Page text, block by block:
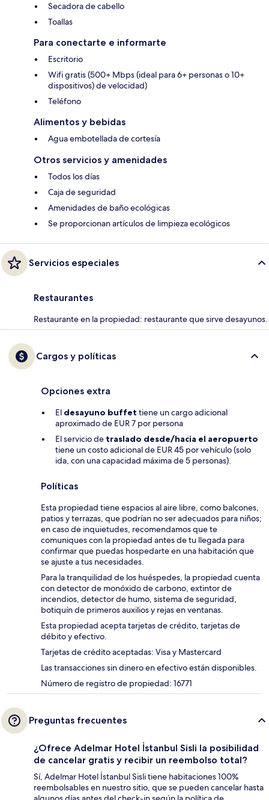
Secadora de cabello
Toallas
Para conectarte e informarte
Escritorio
Wifi gratis (500+ Mbps (ideal para 6+ personas o 10+
dispositivos) de velocidad)
Teléfono
Alimentos y bebidas
Agua embotellada de cortesía
Otros servicios y amenidades
Todos los días
Caja de seguridad
Amenidades de baño ecológicas
Se proporcionan artículos de limpieza ecológicos
Servicios especiales
Restaurantes
Restaurante en la propiedad: restaurante que sirve desayunos.
Cargos y políticas
Opciones extra
El desayuno buffet tiene un cargo adicional
aproximado de EUR 7 por persona
El servicio de traslado desde/hacia el aeropuerto
tiene un costo adicional de EUR 45 por vehículo (solo
ida, con una capacidad máxima de 5 personas).
Políticas
Esta propiedad tiene espacios al aire libre, como balcones,
patios y terrazas, que podrían no ser adecuados para niños;
en caso de inquietudes, recomendamos que te
comuniques con la propiedad antes de tu llegada para
confirmar que puedas hospedarte en una habitación que
se ajuste a tus necesidades.
Para la tranquilidad de los huéspedes, la propiedad cuenta
con detector de monóxido de carbono, extintor de
incendios, detector de humo, sistema de seguridad,
botiquín de primeros auxilios y rejas en ventanas.
Esta propiedad acepta tarjetas de crédito, tarjetas de
débito y efectivo.
Tarjetas de crédito aceptadas: Visa y Mastercard
Las transacciones sin dinero en efectivo están disponibles.
Número de registro de propiedad: 16771
Preguntas frecuentes
¿Ofrece Adelmar Hotel İstanbul Sisli la posibilidad
de cancelar gratis y recibir un reembolso total?
Sí, Adelmar Hotel İstanbul Sisli tiene habitaciones 100%
reembolsables en nuestro sitio, que se pueden cancelar hasta